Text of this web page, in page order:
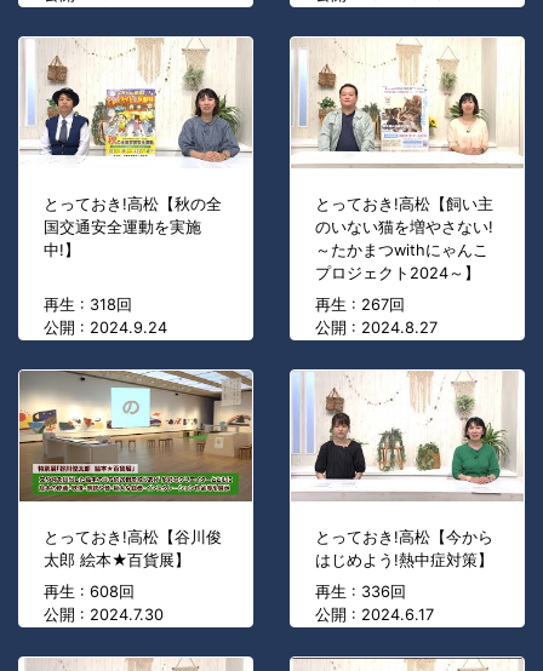
とっておき!高松【秋の全
国交通安全運動を実施
中!】
再生 : 318回
公開 : 2024.9.24
とっておき!高松【飼い主
のいない猫を増やさない!
～たかまつwithにゃんこ
プロジェクト2024～】
再生 : 267回
公開 : 2024.8.27
とっておき!高松【谷川俊
太郎 絵本★百貨展】
再生 : 608回
公開 : 2024.7.30
とっておき!高松【今から
はじめよう!熱中症対策】
再生 : 336回
公開 : 2024.6.17